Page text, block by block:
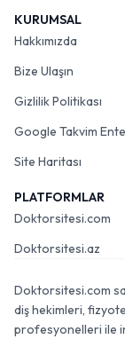
KURUMSAL
Hakkımızda
Bize Ulaşın
Gizlilik Politikası
Google Takvim
Site Haritası
PLATFORMLAR
Doktorsitesi.com
Doktorsitesi.az
Doktorsitesi.com
diş hekimleri,
profesyonelleri ile